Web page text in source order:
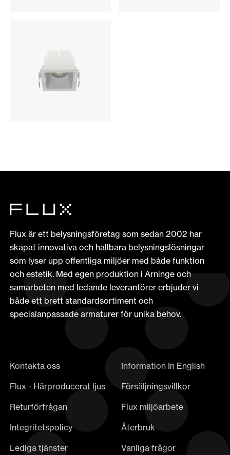
Flux är ett belysningsföretag som sedan 2002 har
skapat innovativa och hållbara belysningslösningar
som lyser upp offentliga miljöer med både funktion
och estetik. Med egen produktion i Arninge och
samarbeten med ledande leverantörer erbjuder vi
både ett brett standardsortiment och
specialanpassade armaturer för unika behov.
Kontakta oss
Information In English
Flux - Härproducerat ljus
Försäljningsvillkor
Returförfrågan
Flux miljöarbete
Integritetspolicy
Återbruk
Lediga tjänster
Vanliga frågor